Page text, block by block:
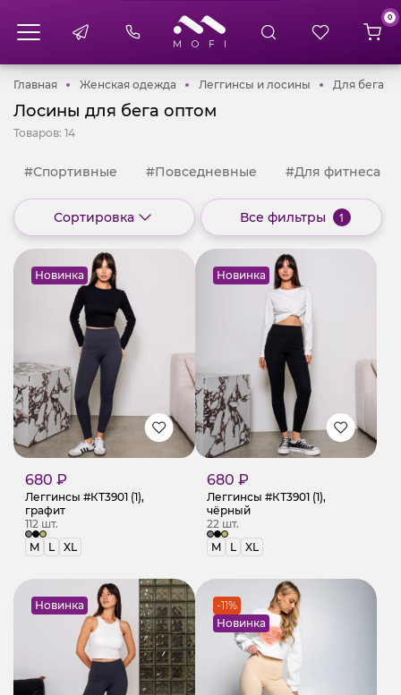
0
ГлавнаяГлавнаяЖенская одежда Женская одежда
Леггинсы и лосины Леггинсы и
Для бега
Лосины для бега оптом
Товаров: 14
#Спортивные #Повседневные #Для фитнеса
Сортировка Все фильтры 1
Новинка
680 ₽
Леггинсы #КТ3901 (1),
графит
112 шт.
M
L XL
Новинка
680 ₽
Леггинсы #КТ3901 (1),
чёрный
22 шт.
M
L XL
Новинка
-11%
Новинка